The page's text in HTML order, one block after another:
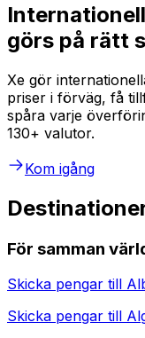
görs på rätt
Xe gör
priser i förväg, få
spåra varje
130+ valutor.
Kom igång
För samman
Skicka pengar till
Skicka pengar till